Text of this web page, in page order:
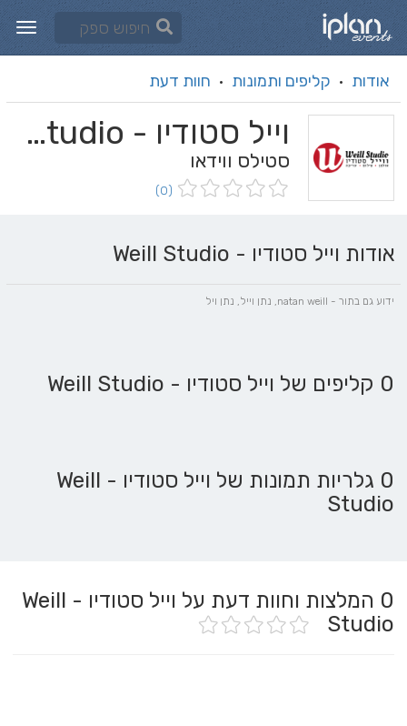
אודות · קליפים ותמונות · חוות דעת
וייל סטודיו - Weill Studio
סטילס ווידאו
(0)
אודות וייל סטודיו - Weill Studio
ידוע גם בתור - natan weill, נתן וייל, נתן ויל
0 קליפים של וייל סטודיו - Weill Studio
0 גלריות תמונות של וייל סטודיו - Weill
Studio
0
המלצות וחוות דעת על וייל סטודיו - Weill
Studio